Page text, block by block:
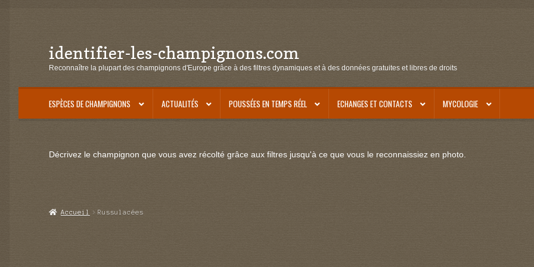
Aller
à
navigation
Aller
au
identifier-les-champignons.com
Reconnaître la plupart des champignons d'Europe grâce à des filtres dynamiques et à des données gratuites et libres de droits
ESPÈCES DE CHAMPIGNONS ACTUALITÉS POUSSÉES EN TEMPS RÉEL ECHANGES ET CONTACTS MYCOLOGIE
Décrivez le champignon que vous avez récolté grâce aux filtres jusqu'à ce que vous le reconnaissiez en photo.
Accueil Russulacées